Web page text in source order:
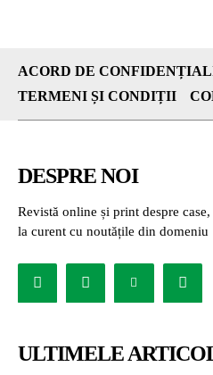
ACORD DE
TERMENI ȘI CONDIȚII
DESPRE NOI
Revistă online și print despre
la curent cu noutățile din domeniu
ULTIMELE